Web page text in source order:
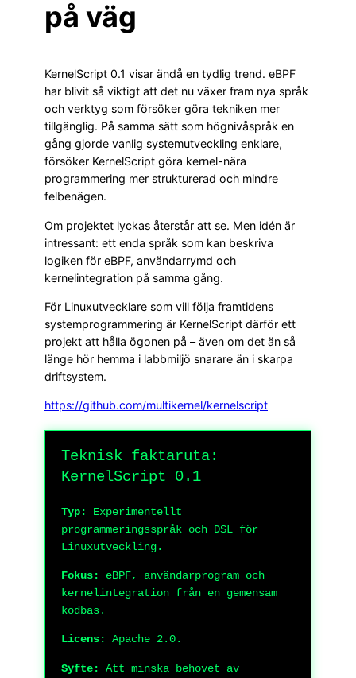
på väg
KernelScript 0.1 visar ändå en tydlig trend. eBPF
har blivit så viktigt att det nu växer fram nya språk
och verktyg som försöker göra tekniken mer
tillgänglig. På samma sätt som högnivåspråk en
gång gjorde vanlig systemutveckling enklare,
försöker KernelScript göra kernel-nära
programmering mer strukturerad och mindre
felbenägen.
Om projektet lyckas återstår att se. Men idén är
intressant: ett enda språk som kan beskriva
logiken för eBPF, användarrymd och
kernelintegration på samma gång.
För Linuxutvecklare som vill följa framtidens
systemprogrammering är KernelScript därför ett
projekt att hålla ögonen på – även om det än så
länge hör hemma i labbmiljö snarare än i skarpa
driftsystem.
https://github.com/multikernel/kernelscript
Teknisk faktaruta:
KernelScript 0.1
Typ:
Experimentellt
programmeringsspråk och DSL för
Linuxutveckling.
Fokus:
eBPF, användarprogram och
kernelintegration från en gemensam
kodbas.
Licens: Apache 2.0.
Syfte:
Att minska behovet av